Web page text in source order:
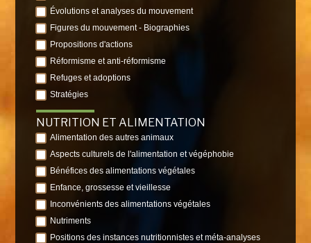
Évolutions et analyses du mouvement
Figures du mouvement - Biographies
Propositions d'actions
Réformisme et anti-réformisme
Refuges et adoptions
Stratégies
NUTRITION ET ALIMENTATION
Alimentation des autres animaux
Aspects culturels de l'alimentation et végéphobie
Bénéfices des alimentations végétales
Enfance, grossesse et vieillesse
Inconvénients des alimentations végétales
Nutriments
Positions des instances nutritionnistes et méta-analyses